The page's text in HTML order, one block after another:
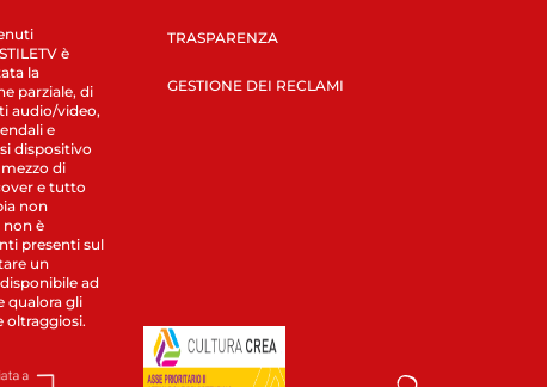
è
la
parziale, di
audio/video,
e
dispositivo
di
e tutto
non
non è
presenti sul
un
ad
qualora gli
oltraggiosi.
TRASPARENZA
GESTIONE DEI RECLAMI